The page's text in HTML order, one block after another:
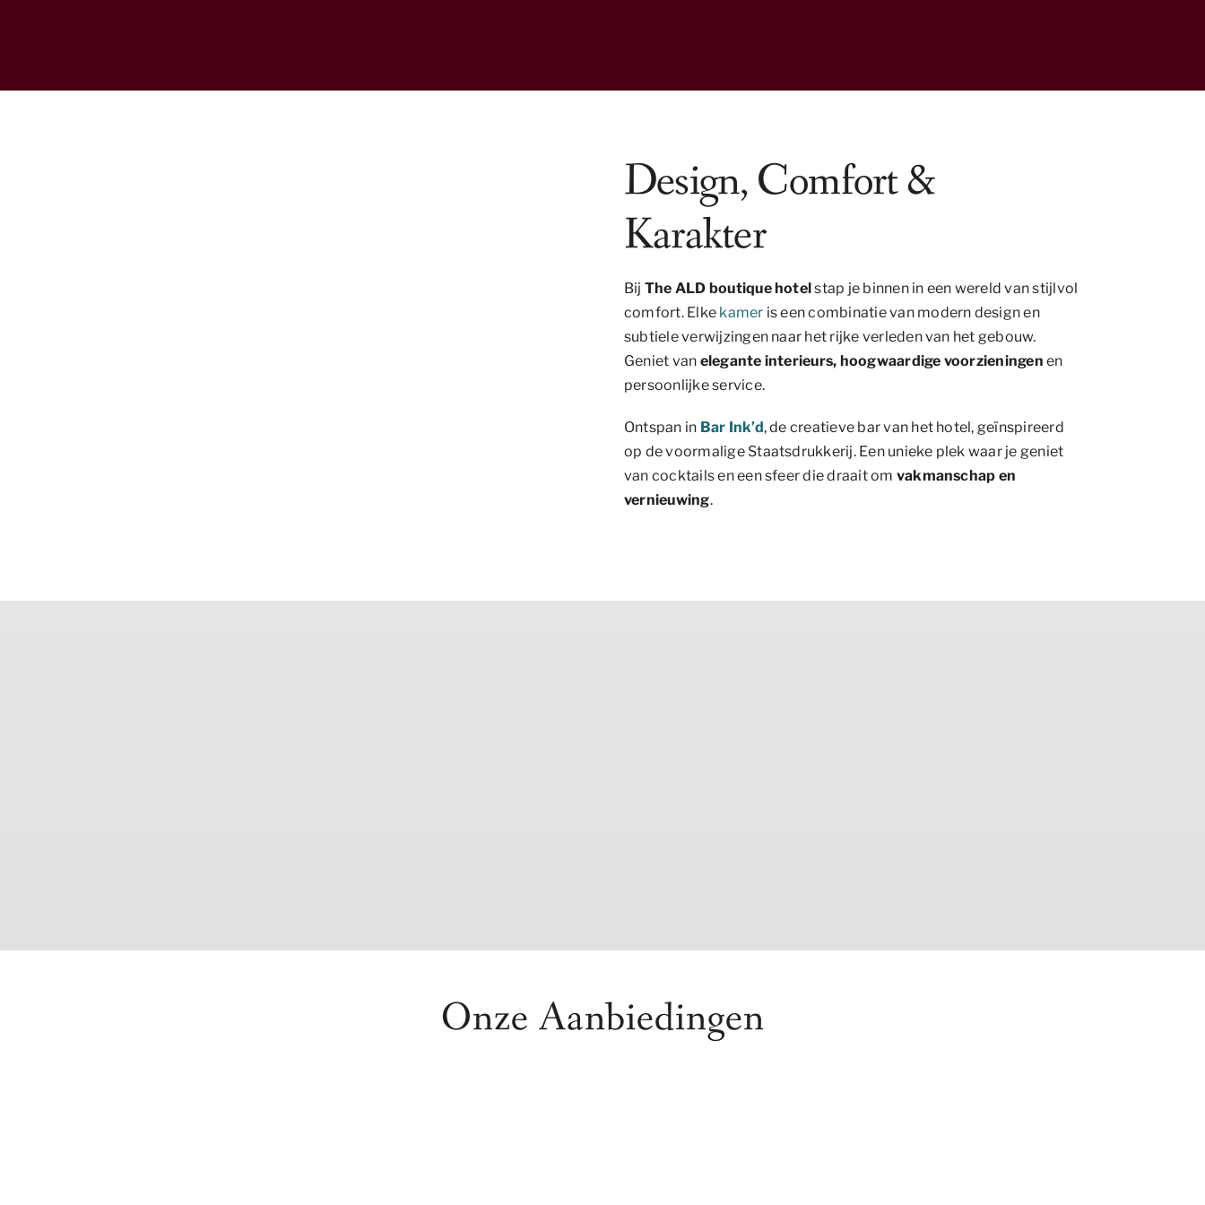
Design, Comfort &
Karakter
Bij The ALD boutique hotelstap je binnen in een wereld van stijlvol
comfort. Elke kamer is een combinatie van modern design en
subtiele verwijzingen naar het rijke verleden van het gebouw.
Geniet van elegante interieurs, hoogwaardige voorzieningen en
persoonlijke service.
Ontspan in Bar Ink’d, de creatieve bar van het hotel, geïnspireerd
op de voormalige Staatsdrukkerij. Een unieke plek waar je geniet
van cocktails en een sfeer die draait om vakmanschap en
vernieuwing.
Onze Aanbiedingen